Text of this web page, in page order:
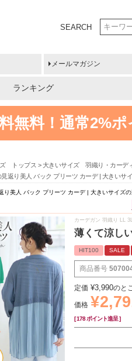
SEARCH
メールマガジン
ランキング
無料！ 通常2%ポ
トップス
大きいサイズ 羽織り・カーデ
返り美人 バック プリーツ カーデ | 大きいサ
り美人 バック プリーツ カーデ | 大きいサイズ
カーデガン 羽織り LL
薄くて涼し
HIT100 SALE
商品番号
定価 ¥3,990のと
価格 ¥
[178 ポイント進呈 ]